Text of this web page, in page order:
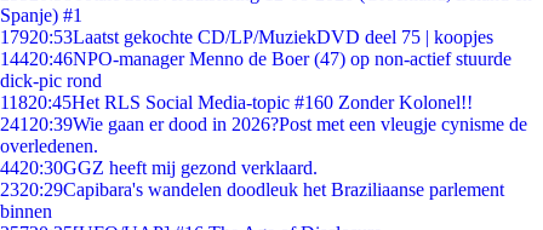
Spanje) #1
17920:53Laatst gekochte CD/LP/MuziekDVD deel 75 | koopjes
14420:46NPO-manager Menno de Boer (47) op non-actief stuurde
dick-pic rond
11820:45Het RLS Social Media-topic #160 Zonder Kolonel!!
241 20:39Wie gaan er dood in 2026?Post met een vleugje cynisme de
overledenen.
4420:30GGZ heeft mij gezond verklaard.
2320:29Capibara's wandelen doodleuk het Braziliaanse parlement
binnen